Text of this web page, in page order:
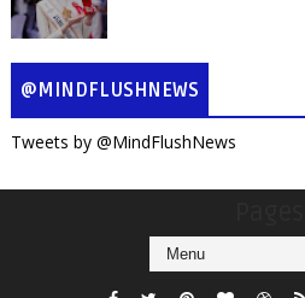
@MINDFLUSHNEWS
Tweets by @MindFlushNews